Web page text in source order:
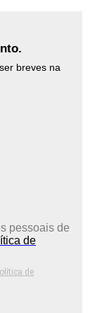
breves na
pessoais de
de
de